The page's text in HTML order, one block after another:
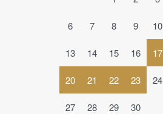
6 7 8 9 10
13 14 15 16 17
20 21 22 23 24
27 28 29 30